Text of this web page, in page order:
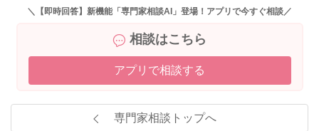
＼【即時回答】新機能「専門家相談AI」登場！アプリで今すぐ相談／
相談はこちら
アプリで相談する
専門家相談トップへ